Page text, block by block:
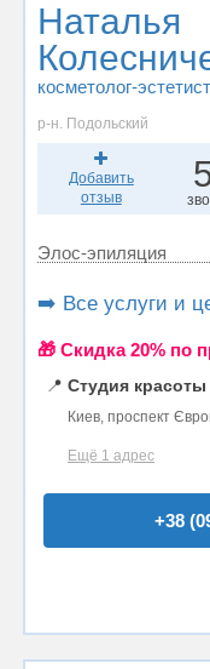
Наталья
косметолог-эстетист
р-н. Подольский
Добавить
отзыв
Элос-эпиляция
➡️ Все услуги и
🎁 Cкидка 20% по
📍 Студия
Киев, проспект
Ещё 1 адрес
+38